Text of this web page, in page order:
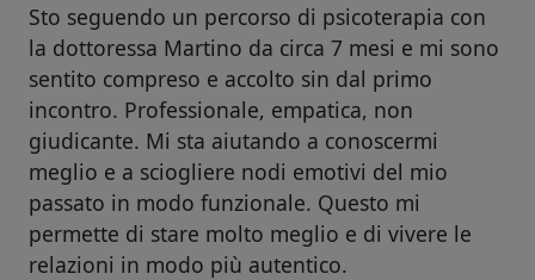
Sto seguendo un percorso di psicoterapia con
la dottoressa Martino da circa 7 mesi e mi sono
sentito compreso e accolto sin dal primo
incontro. Professionale, empatica, non
giudicante. Mi sta aiutando a conoscermi
meglio e a sciogliere nodi emotivi del mio
passato in modo funzionale. Questo mi
permette di stare molto meglio e di vivere le
relazioni in modo più autentico.